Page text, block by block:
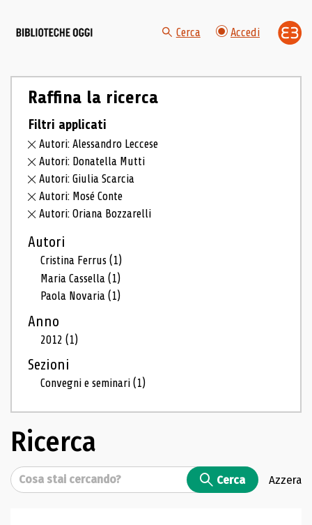
Cerca Accedi
Raffina la ricerca
Filtri applicati
Autori: Alessandro Leccese
Autori: Donatella Mutti
Autori: Giulia Scarcia
Autori: Mosé Conte
Autori: Oriana Bozzarelli
Autori
Cristina Ferrus(1)
Maria Cassella(1)
Paola Novaria(1)
Anno
2012(1)
Sezioni
Convegni e seminari(1)
Ricerca
Cerca Cerca Azzera